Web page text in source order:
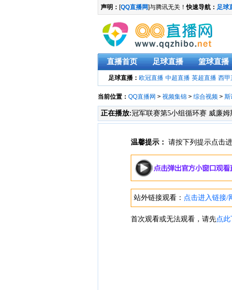
声明： [QQ直播网]与腾讯无关！快速导航： 足球
直播首页 足球直播 篮球直播
足球直播： 欧冠直播 中超直播 英超直播 西甲
当前位置： QQ直播网 > 视频集锦 > 综合视频 > 斯
正在播放:冠军联赛第5小组循环赛 威廉姆